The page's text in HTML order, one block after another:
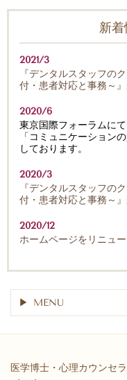
新
2021/3
『デンタルスタッフの
付・患者対応と事務～
2020/6
東京国際フォーラムにて
「コミュニケーション
しております。
2020/3
『デンタルスタッフの
付・患者対応と事務～
2020/12
ホームページをリニュ
MENU
医学博士・心理カウンセ